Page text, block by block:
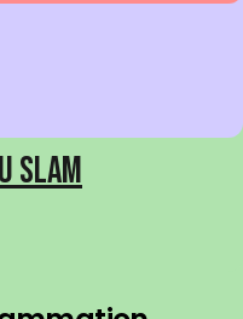
Slam